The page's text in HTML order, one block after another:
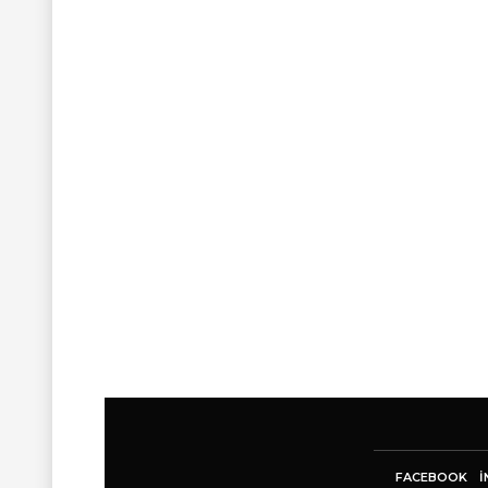
FACEBOOK